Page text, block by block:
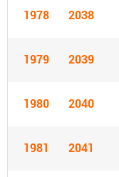
1978 2038
1979 2039
1980 2040
1981 2041